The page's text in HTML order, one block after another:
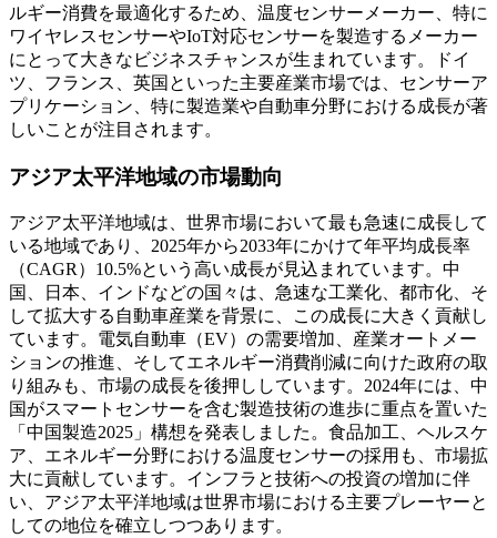
ルギー消費を最適化するため、温度センサーメーカー、特に
ワイヤレスセンサーやIoT対応センサーを製造するメーカー
にとって大きなビジネスチャンスが生まれています。ドイ
ツ、フランス、英国といった主要産業市場では、センサーア
プリケーション、特に製造業や自動車分野における成長が著
しいことが注目されます。
アジア太平洋地域の市場動向
アジア太平洋地域は、世界市場において最も急速に成長して
いる地域であり、2025年から2033年にかけて年平均成長率
（CAGR）10.5%という高い成長が見込まれています。中
国、日本、インドなどの国々は、急速な工業化、都市化、そ
して拡大する自動車産業を背景に、この成長に大きく貢献し
ています。電気自動車（EV）の需要増加、産業オートメー
ションの推進、そしてエネルギー消費削減に向けた政府の取
り組みも、市場の成長を後押ししています。2024年には、中
国がスマートセンサーを含む製造技術の進歩に重点を置いた
「中国製造2025」構想を発表しました。食品加工、ヘルスケ
ア、エネルギー分野における温度センサーの採用も、市場拡
大に貢献しています。インフラと技術への投資の増加に伴
い、アジア太平洋地域は世界市場における主要プレーヤーと
しての地位を確立しつつあります。